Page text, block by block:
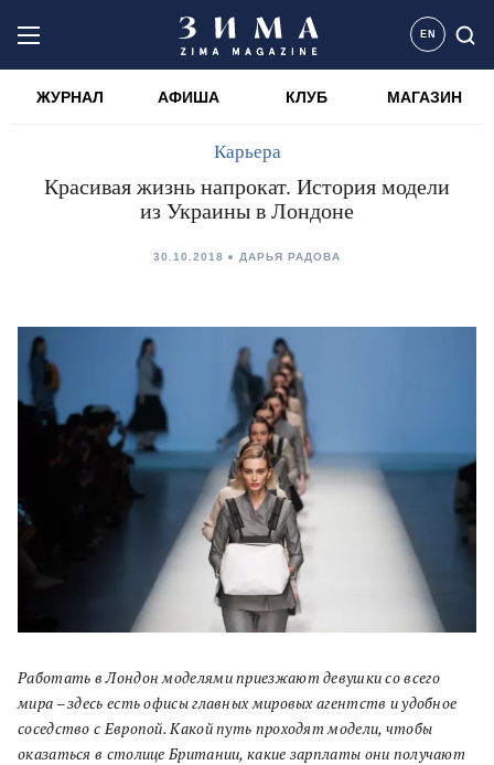
EN
ЖУРНАЛ АФИША КЛУБ МАГАЗИН
Карьера
Красивая жизнь напрокат. История модели
из Украины в Лондоне
30.10.2018 ДАРЬЯ РАДОВА
Работать в Лондон моделями приезжают девушки со всего
мира – здесь есть офисы главных мировых агентств и удобное
соседство с Европой. Какой путь проходят модели, чтобы
оказаться в столице Британии, какие зарплаты они получают